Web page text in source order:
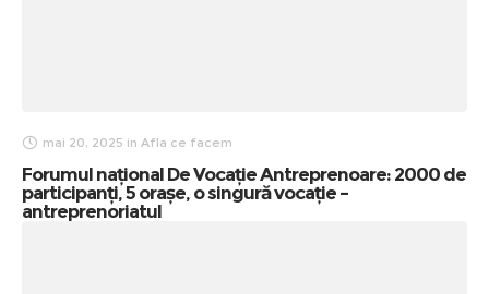
mai 20, 2025 in Afla ce facem
Forumul național De Vocație Antreprenoare: 2000 de
participanți, 5 orașe, o singură vocație –
antreprenoriatul